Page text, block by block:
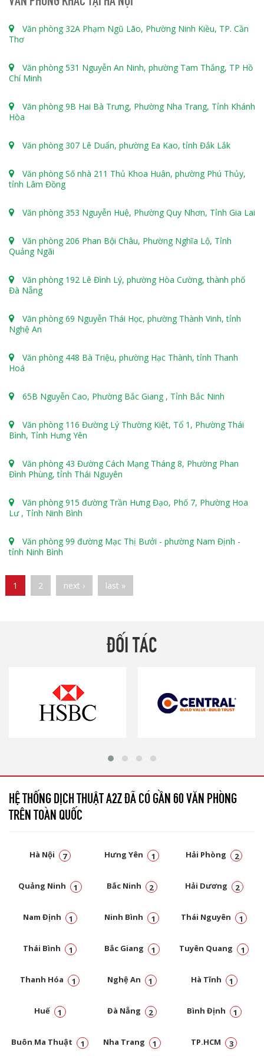
Văn phòng 32A Phạm Ngũ Lão, Phường Ninh Kiều, TP. Cần
Thơ
Văn phòng 531 Nguyễn An Ninh, phường Tam Thắng, TP Hồ
Chí Minh
Văn phòng 9B Hai Bà Trưng, Phường Nha Trang, Tỉnh Khánh
Hòa
Văn phòng 307 Lê Duẩn, phường Ea Kao, tỉnh Đắk Lắk
Văn phòng Số nhà 211 Thủ Khoa Huân, phường Phú Thủy,
tỉnh Lâm Đồng
Văn phòng 353 Nguyễn Huệ, Phường Quy Nhơn, Tỉnh Gia Lai
Văn phòng 206 Phan Bội Châu, Phường Nghĩa Lộ, Tỉnh
Quảng Ngãi
Văn phòng 192 Lê Đình Lý, phường Hòa Cường, thành phố
Đà Nẵng
Văn phòng 69 Nguyễn Thái Học, phường Thành Vinh, tỉnh
Nghệ An
Văn phòng 448 Bà Triệu, phường Hạc Thành, tỉnh Thanh
Hoá
65B Nguyễn Cao, Phường Bắc Giang , Tỉnh Bắc Ninh
Văn phòng 116 Đường Lý Thường Kiệt, Tổ 1, Phường Thái
Bình, Tỉnh Hưng Yên
Văn phòng 43 Đường Cách Mạng Tháng 8, Phường Phan
Đình Phùng, tỉnh Thái Nguyên
Văn phòng 915 đường Trần Hưng Đạo, Phố 7, Phường Hoa
Lư , Tỉnh Ninh Bình
Văn phòng 99 đường Mạc Thị Bưởi - phường Nam Định -
tỉnh Ninh Bình
Pages
1 2 next › last »
ĐỐI TÁC
HỆ THỐNG DỊCH THUẬT A2Z ĐÃ CÓ GẦN 60 VĂN PHÒNG
TRÊN TOÀN QUỐC
Hà Nội 7 Hưng Yên 1 Hải Phòng 2
Quảng Ninh 1 Bắc Ninh 2 Hải Dương 2
Nam Định 1 Ninh Bình 1 Thái Nguyên 1
Thái Bình 1 Bắc Giang 1 Tuyên Quang 1
Thanh Hóa 1 Nghệ An 1 Hà Tĩnh 1
Huế 1 Đà Nẵng 2 Bình Định 1
Buôn Ma Thuật 1 Nha Trang 1 TP.HCM 3